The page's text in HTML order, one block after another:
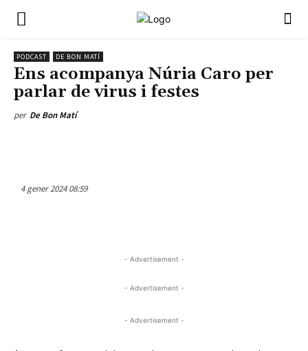
PODCAST DE BON MATÍ
Ens acompanya Núria Caro per
parlar de virus i festes
per De Bon Matí
4 gener 2024 08:59
- Advertisement -
- Advertisement -
- Advertisement -